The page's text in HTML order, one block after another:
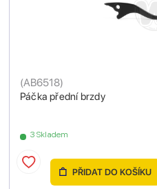
Páčka přední brzdy
(AB6518)
3 Skladem
PŘIDAT DO KOŠÍKU